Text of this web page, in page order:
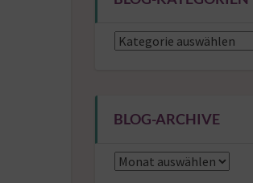
Blog-
BLOG-ARCHIVE
Blog-